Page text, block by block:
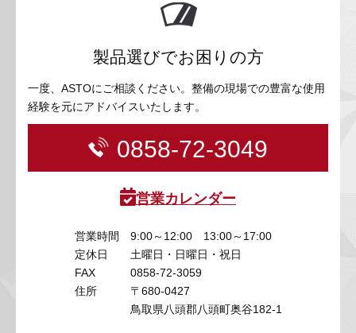
製品選びでお困りの方
一度、ASTOにご相談ください。整備の現場での豊富な使用
経験を元にアドバイスいたします。
0858-72-3049
営業カレンダー
営業時間
9:00～12:00 13:00～17:00
定休日
土曜日・日曜日・祝日
FAX
0858-72-3059
住所
〒680-0427
鳥取県八頭郡八頭町奥谷182-1